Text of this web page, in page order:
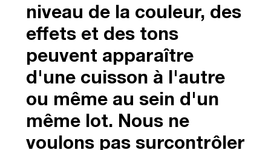
niveau de la couleur, des
effets et des tons
peuvent apparaître
d'une cuisson à l'autre
ou même au sein d'un
même lot. Nous ne
voulons pas surcontrôler